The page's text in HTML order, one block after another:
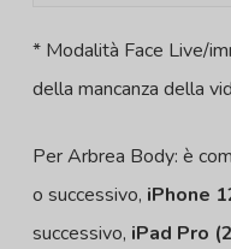
* Modalità Face Live/
della mancanza della
Per Arbrea Body: è
o successivo, iPhone
successivo, iPad Pro